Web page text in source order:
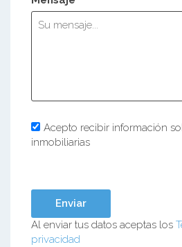
Acepto recibir información
inmobiliarias
Al enviar tus datos aceptas los
privacidad